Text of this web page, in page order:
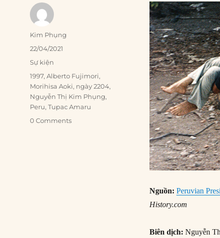
Nguồn: Peruvian
History.com
Biên dịch: Nguyễn
Author
Kim Phụng
Posted
22/04/2021
Categories
Sự kiện
Tags
1997,Alberto Fujimori,
Morihisa Aoki, ngày 2204,
Nguyễn Thị Kim Phụng,
Peru,Tupac Amaru
0 Comments